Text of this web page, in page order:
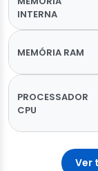
INTERNA
MEMÓRIA RAM
PROCESSADOR
CPU
Ver